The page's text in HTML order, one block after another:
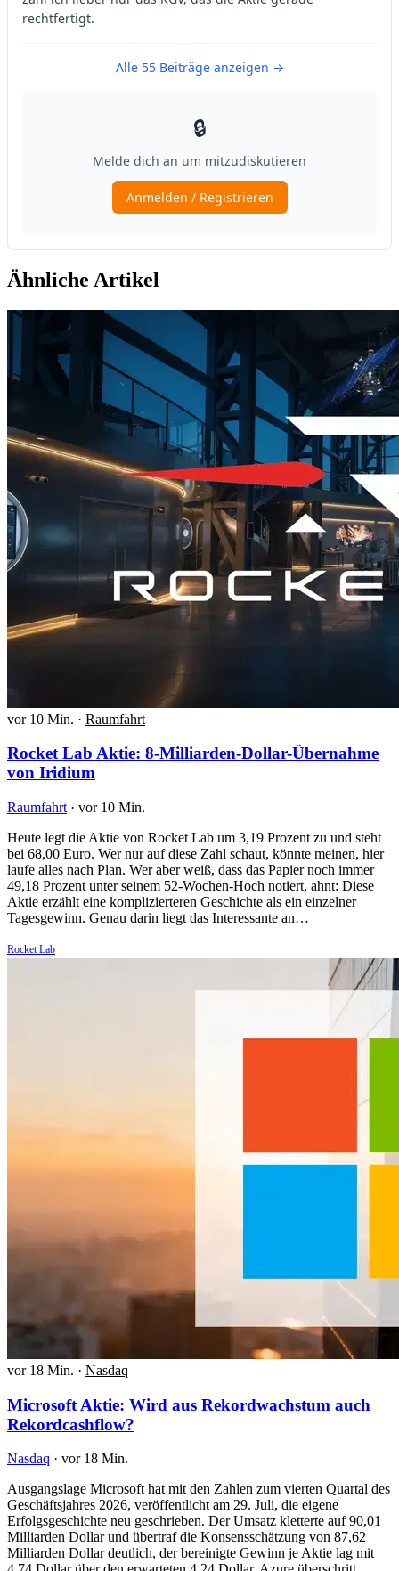
Ähnliche Artikel
vor 10 Min. · Raumfahrt
Rocket Lab Aktie: 8-Milliarden-Dollar-Übernahme
von Iridium
Raumfahrt · vor 10 Min.
Heute legt die Aktie von Rocket Lab um 3,19 Prozent zu und steht
bei 68,00 Euro. Wer nur auf diese Zahl schaut, könnte meinen, hier
laufe alles nach Plan. Wer aber weiß, dass das Papier noch immer
49,18 Prozent unter seinem 52-Wochen-Hoch notiert, ahnt: Diese
Aktie erzählt eine komplizierteren Geschichte als ein einzelner
Tagesgewinn. Genau darin liegt das Interessante an…
Rocket Lab
vor 18 Min. · Nasdaq
Microsoft Aktie: Wird aus Rekordwachstum auch
Rekordcashflow?
Nasdaq · vor 18 Min.
Ausgangslage Microsoft hat mit den Zahlen zum vierten Quartal des
Geschäftsjahres 2026, veröffentlicht am 29. Juli, die eigene
Erfolgsgeschichte neu geschrieben. Der Umsatz kletterte auf 90,01
Milliarden Dollar und übertraf die Konsensschätzung von 87,62
Milliarden Dollar deutlich, der bereinigte Gewinn je Aktie lag mit